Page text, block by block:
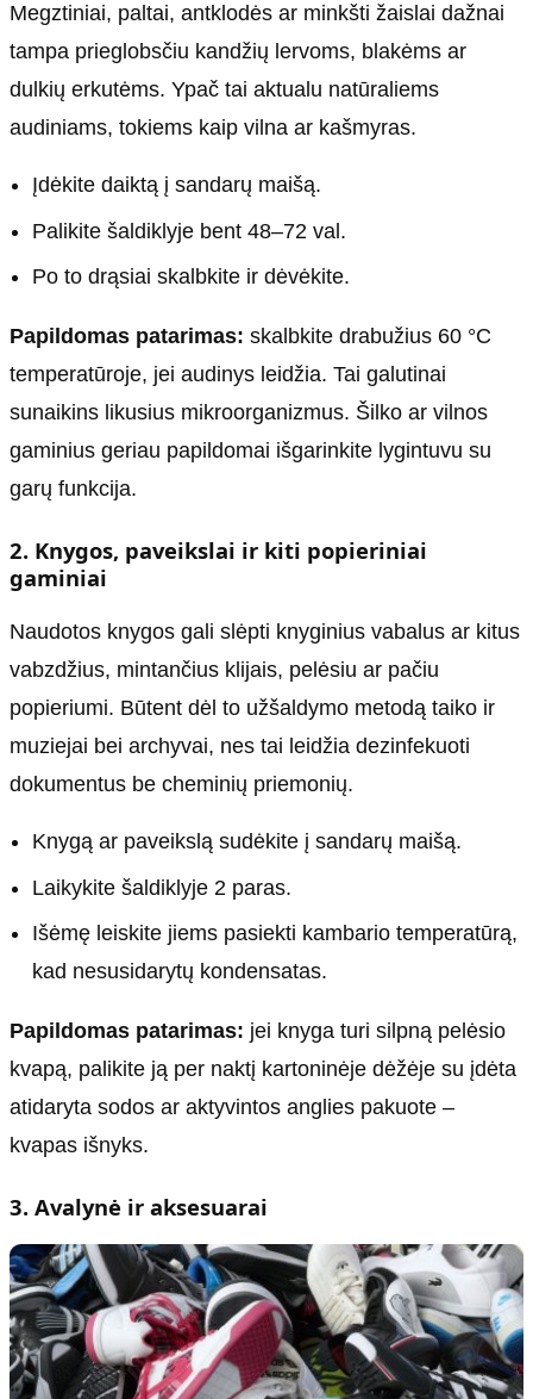
Megztiniai, paltai, antklodės ar minkšti žaislai dažnai
tampa prieglobsčiu kandžių lervoms, blakėms ar
dulkių erkutėms. Ypač tai aktualu natūraliems
audiniams, tokiems kaip vilna ar kašmyras.
Įdėkite daiktą į sandarų maišą.
Palikite šaldiklyje bent 48–72 val.
Po to drąsiai skalbkite ir dėvėkite.
Papildomas patarimas: skalbkite drabužius 60 °C
temperatūroje, jei audinys leidžia. Tai galutinai
sunaikins likusius mikroorganizmus. Šilko ar vilnos
gaminius geriau papildomai išgarinkite lygintuvu su
garų funkcija.
2. Knygos, paveikslai ir kiti popieriniai
gaminiai
Naudotos knygos gali slėpti knyginius vabalus ar kitus
vabzdžius, mintančius klijais, pelėsiu ar pačiu
popieriumi. Būtent dėl to užšaldymo metodą taiko ir
muziejai bei archyvai, nes tai leidžia dezinfekuoti
dokumentus be cheminių priemonių.
Knygą ar paveikslą sudėkite į sandarų maišą.
Laikykite šaldiklyje 2 paras.
Išėmę leiskite jiems pasiekti kambario temperatūrą,
kad nesusidarytų kondensatas.
Papildomas patarimas: jei knyga turi silpną pelėsio
kvapą, palikite ją per naktį kartoninėje dėžėje su įdėta
atidaryta sodos ar aktyvintos anglies pakuote –
kvapas išnyks.
3. Avalynė ir aksesuarai